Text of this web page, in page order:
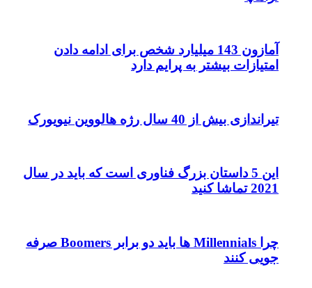
آمازون 143 میلیارد شخص برای ادامه دادن
امتیازات بیشتر به پرایم دارد
تیراندازی بیش از 40 سال رژه هالووین نیویورک
این 5 داستان بزرگ فناوری است که باید در سال
2021 تماشا کنید
چرا Millennials ها باید دو برابر Boomers صرفه
جویی کنند